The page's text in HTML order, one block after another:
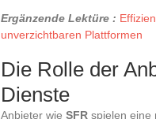
Ergänzende Lektüre :
unverzichtbaren Plattformen
Die Rolle der
Dienste
Anbieter wie SFR spielen eine